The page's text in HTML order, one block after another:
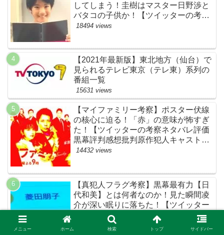
してしまう！圭樹はマスター日野渉と
バタコの子供か！【ツイッターの考察
ネタバレ感想評価評判あらすじ原作犯
18494 views
【2021年最新版】東北地方（仙台）で
見られるテレビ東京（テレ東）系列の
番組一覧
15631 views
【マイファミリー考察】ポスター伏線
の核心に迫る！「赤」の意味が怖すぎ
た！【ツイッターの考察ネタバレ評価
黒幕評判感想批判原作犯人キャスト脚
本あらすじ伏線まとめ】
14432 views
【真犯人フラグ考察】黒幕最有力【日
代和美】とは何者なのか！見た瞬間凌
介が深い眠りに落ちた！【ツイッター
の考察ネタバレ感想評価評判あらすじ
原作犯人キャスト黒幕伏線まとめ】
14345 views
メニュー ホーム 検索 トップ サイドバー